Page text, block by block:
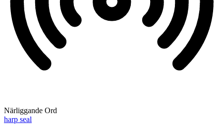
Närliggande Ord
harp seal